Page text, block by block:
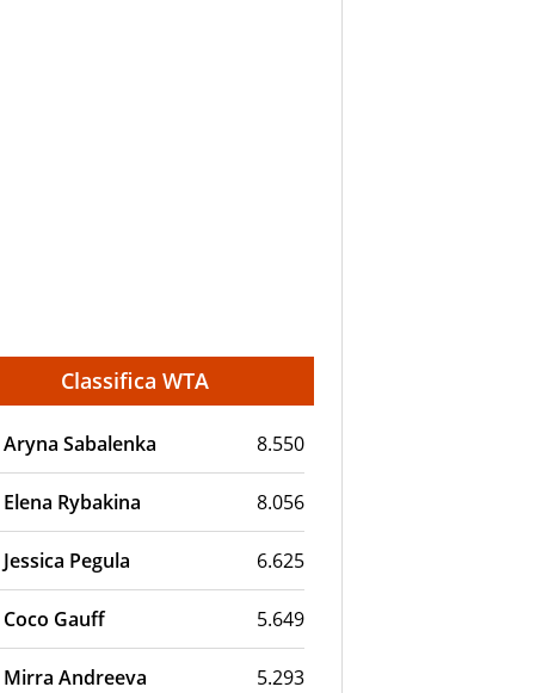
Classifica WTA
Aryna Sabalenka 8.550
Elena Rybakina 8.056
Jessica Pegula 6.625
Coco Gauff 5.649
Mirra Andreeva 5.293